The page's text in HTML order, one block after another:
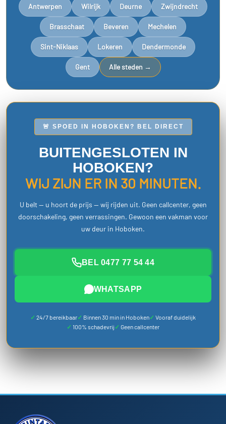
Antwerpen Wilrijk Deurne Zwijndrecht
Brasschaat Beveren Mechelen
Sint-Niklaas Lokeren Dendermonde
Gent Alle steden →
🚨 SPOED IN HOBOKEN? BEL DIRECT
BUITENGESLOTEN IN
HOBOKEN?
WIJ ZIJN ER IN 30 MINUTEN.
U belt — u hoort de prijs — wij rijden uit. Geen callcenter, geen
doorschakeling, geen verrassingen. Gewoon een vakman voor
uw deur in Hoboken.
BEL 0477 77 54 44
WHATSAPP
24/7 bereikbaar Binnen 30 min in Hoboken
Vooraf duidelijk
100% schadevrij
Geen callcenter